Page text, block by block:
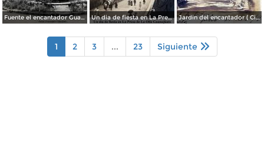
Fuente el encantador Guanajuato. Un dia de fiesta en La Presa de La Olla Guanajuato ( Circulada el 9 de Agosto de 1905 ). Jardin del encantador ( Circulada el 30 de Julio de 1905 ).
1 2 3 ... 23 Siguiente